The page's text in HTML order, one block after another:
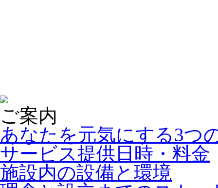
ご案内
あなたを元気にする3つ
サービス提供日時・料金
施設内の設備と環境